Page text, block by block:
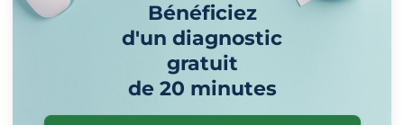
Bénéficiez
d'un diagnostic
gratuit
de 20 minutes